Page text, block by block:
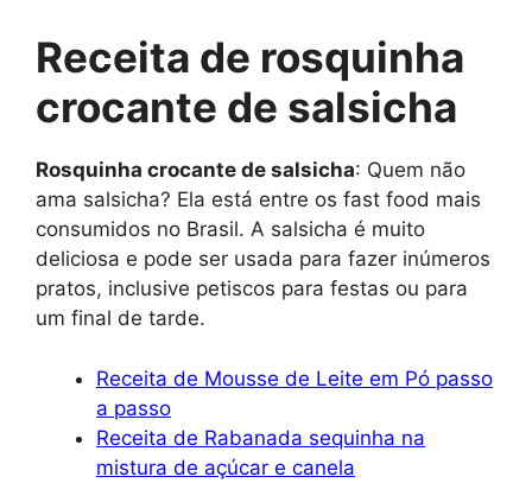
Receita de rosquinha
crocante de salsicha
Rosquinha crocante de salsicha: Quem não
ama salsicha? Ela está entre os fast food mais
consumidos no Brasil. A salsicha é muito
deliciosa e pode ser usada para fazer inúmeros
pratos, inclusive petiscos para festas ou para
um final de tarde.
Receita de Mousse de Leite em Pó passo
a passo
Receita de Rabanada sequinha na
mistura de açúcar e canela